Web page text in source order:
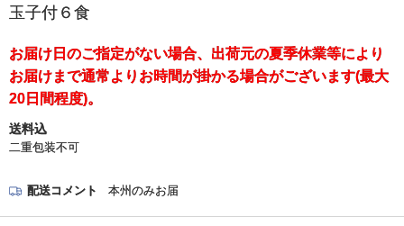
玉子付６食
お届け日のご指定がない場合、出荷元の夏季休業等により
お届けまで通常よりお時間が掛かる場合がございます(最大
20日間程度)。
送料込
二重包装不可
配送コメント 本州のみお届